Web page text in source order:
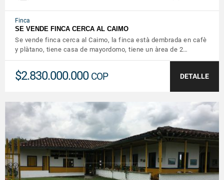
Finca
SE VENDE FINCA CERCA AL CAIMO
Se vende finca cerca al Caimo, la finca està dembrada en cafè
y plàtano, tiene casa de mayordomo, tiene un àrea de 2…
$2.830.000.000 COP DETALLE
VER DETALLES